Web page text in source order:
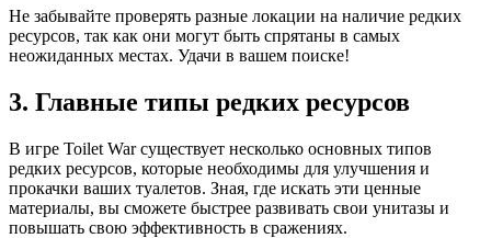
Не забывайте проверять разные локации на наличие редких
ресурсов, так как они могут быть спрятаны в самых
неожиданных местах. Удачи в вашем поиске!
3. Главные типы редких ресурсов
В игре Toilet War существует несколько основных типов
редких ресурсов, которые необходимы для улучшения и
прокачки ваших туалетов. Зная, где искать эти ценные
материалы, вы сможете быстрее развивать свои унитазы и
повышать свою эффективность в сражениях.